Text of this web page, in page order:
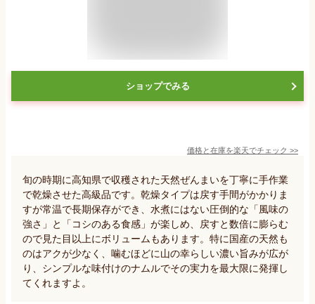
ショップでみる
価格と在庫を楽天でチェック >>
旬の時期に高知県で収穫された天然ぜんまいを丁寧に手作業
で乾燥させた高級品です。乾燥タイプは戻す手間がかかりま
すが常温で長期保存ができ、水煮にはない圧倒的な「風味の
強さ」と「コシのある食感」が楽しめ、戻すと数倍に膨らむ
ので見た目以上にボリュームもあります。特に国産の天然も
のはアクが少なく、噛むほどに山の幸らしい濃い旨みが広が
り、シンプルな味付けのナムルでその実力を最大限に発揮し
てくれますよ。